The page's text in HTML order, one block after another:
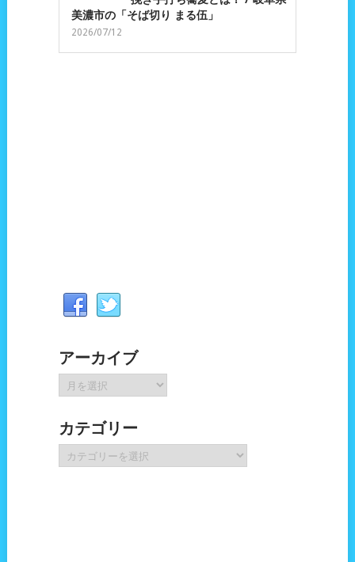
美濃市の「そば切り まる伍」
2026/07/12
アーカイブ
ー
イ
ブ
カテゴリー
テ